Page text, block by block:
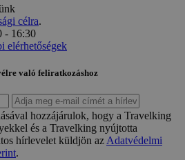
célra.
- 16:30
elérhetőségek
való feliratkozáshoz
hozzájárulok, hogy a Travelking
és a Travelking nyújtotta
hírlevelet küldjön az Adatvédelmi
.